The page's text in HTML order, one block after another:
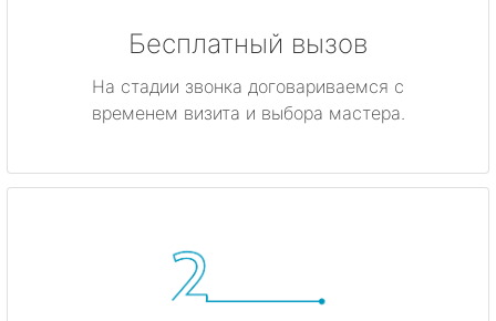
Бесплатный вызов
На стадии звонка договариваемся с
временем визита и выбора мастера.